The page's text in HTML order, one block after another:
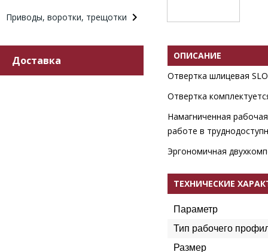
Приводы, воротки, трещотки
Доставка
ОПИСАНИЕ
Отвертка шлицевая
Отвертка
Намагниченная
работе в
Эргономичная
ТЕХНИЧЕСКИЕ
Параметр
Тип рабочего
Размер